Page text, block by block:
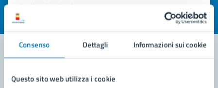
Consenso Dettagli Informazioni sui cookie
Questo sito web utilizza i cookie
Valuta la chiarezza delle informazioni (da 1 a 5 stelle)
Seleziona il numero di stelle per valutare la chiarezza delle
Valuta 1 stelle su 5
Contatta il comune